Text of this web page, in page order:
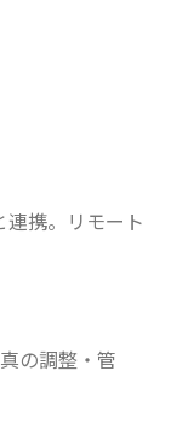
携。リモート
の調整・管